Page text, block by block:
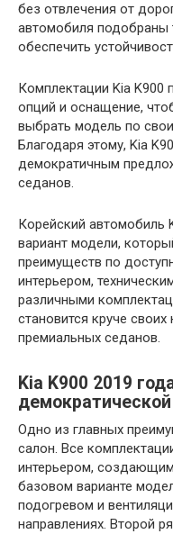
без отвлечения от
автомобиля
обеспечить
Комплектации Kia K900
опций и оснащение,
выбрать модель по
Благодаря этому, Kia
демократичным
седанов.
Корейский автомобиль
вариант модели,
преимуществ по
интерьером,
различными
становится круче
премиальных седанов.
Kia K900 2019
Одно из главных
салон. Все
интерьером,
базовом варианте
подогревом и
направлениях. Второй